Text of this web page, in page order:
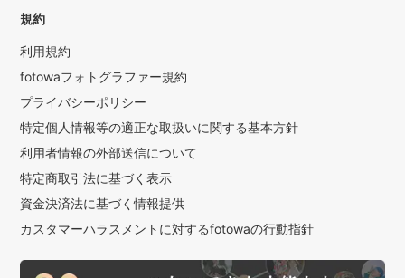
規約
利用規約
fotowaフォトグラファー規約
プライバシーポリシー
特定個人情報等の適正な取扱いに関する基本方針
利用者情報の外部送信について
特定商取引法に基づく表示
資金決済法に基づく情報提供
カスタマーハラスメントに対するfotowaの行動指針